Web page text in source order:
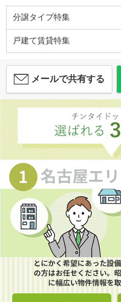
分譲タイプ特集
戸建て賃貸特集
メールで共有する